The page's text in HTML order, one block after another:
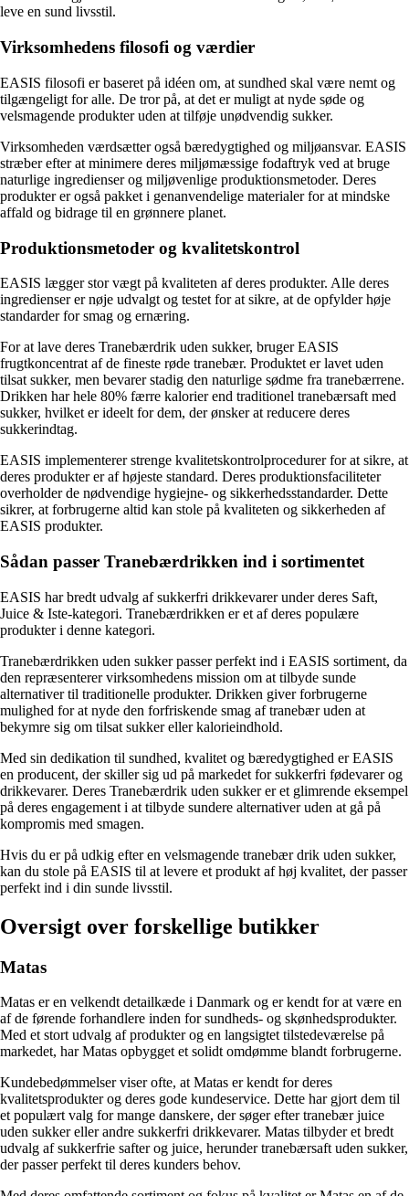
leve en sund livsstil.
Virksomhedens filosofi og værdier
EASIS filosofi er baseret på idéen om, at sundhed skal være nemt og
tilgængeligt for alle. De tror på, at det er muligt at nyde søde og
velsmagende produkter uden at tilføje unødvendig sukker.
Virksomheden værdsætter også bæredygtighed og miljøansvar. EASIS
stræber efter at minimere deres miljømæssige fodaftryk ved at bruge
naturlige ingredienser og miljøvenlige produktionsmetoder. Deres
produkter er også pakket i genanvendelige materialer for at mindske
affald og bidrage til en grønnere planet.
Produktionsmetoder og kvalitetskontrol
EASIS lægger stor vægt på kvaliteten af deres produkter. Alle deres
ingredienser er nøje udvalgt og testet for at sikre, at de opfylder høje
standarder for smag og ernæring.
For at lave deres Tranebærdrik uden sukker, bruger EASIS
frugtkoncentrat af de fineste røde tranebær. Produktet er lavet uden
tilsat sukker, men bevarer stadig den naturlige sødme fra tranebærrene.
Drikken har hele 80% færre kalorier end traditionel tranebærsaft med
sukker, hvilket er ideelt for dem, der ønsker at reducere deres
sukkerindtag.
EASIS implementerer strenge kvalitetskontrolprocedurer for at sikre, at
deres produkter er af højeste standard. Deres produktionsfaciliteter
overholder de nødvendige hygiejne- og sikkerhedsstandarder. Dette
sikrer, at forbrugerne altid kan stole på kvaliteten og sikkerheden af
EASIS produkter.
Sådan passer Tranebærdrikken ind i sortimentet
EASIS har bredt udvalg af sukkerfri drikkevarer under deres Saft,
Juice & Iste-kategori. Tranebærdrikken er et af deres populære
produkter i denne kategori.
Tranebærdrikken uden sukker passer perfekt ind i EASIS sortiment, da
den repræsenterer virksomhedens mission om at tilbyde sunde
alternativer til traditionelle produkter. Drikken giver forbrugerne
mulighed for at nyde den forfriskende smag af tranebær uden at
bekymre sig om tilsat sukker eller kalorieindhold.
Med sin dedikation til sundhed, kvalitet og bæredygtighed er EASIS
en producent, der skiller sig ud på markedet for sukkerfri fødevarer og
drikkevarer. Deres Tranebærdrik uden sukker er et glimrende eksempel
på deres engagement i at tilbyde sundere alternativer uden at gå på
kompromis med smagen.
Hvis du er på udkig efter en velsmagende tranebær drik uden sukker,
kan du stole på EASIS til at levere et produkt af høj kvalitet, der passer
perfekt ind i din sunde livsstil.
Oversigt over forskellige butikker
Matas
Matas er en velkendt detailkæde i Danmark og er kendt for at være en
af de førende forhandlere inden for sundheds- og skønhedsprodukter.
Med et stort udvalg af produkter og en langsigtet tilstedeværelse på
markedet, har Matas opbygget et solidt omdømme blandt forbrugerne.
Kundebedømmelser viser ofte, at Matas er kendt for deres
kvalitetsprodukter og deres gode kundeservice. Dette har gjort dem til
et populært valg for mange danskere, der søger efter tranebær juice
uden sukker eller andre sukkerfri drikkevarer. Matas tilbyder et bredt
udvalg af sukkerfrie safter og juice, herunder tranebærsaft uden sukker,
der passer perfekt til deres kunders behov.